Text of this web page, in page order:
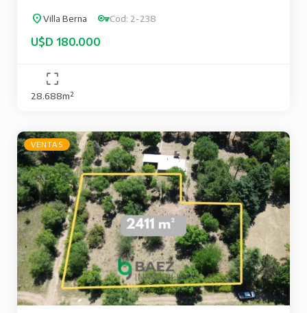
Villa Berna Cod: 2-238
U$D 180.000
28.688m²
VENTAS